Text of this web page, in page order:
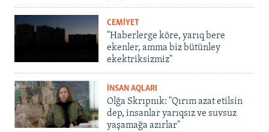
CEMİYET
"Haberlerge köre, yarıq bere
ekenler, amma biz bütünley
ekektriksizmiz"
İNSAN AQLARI
Olğa Skrıpnık: "Qırım azat etilsin
dep, insanlar yarıqsız ve suvsuz
yaşamağa azırlar"